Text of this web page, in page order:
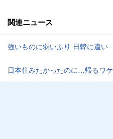
関連ニュース
強いものに弱いふり 日韓に違い
日本住みたかったのに…帰るワケ